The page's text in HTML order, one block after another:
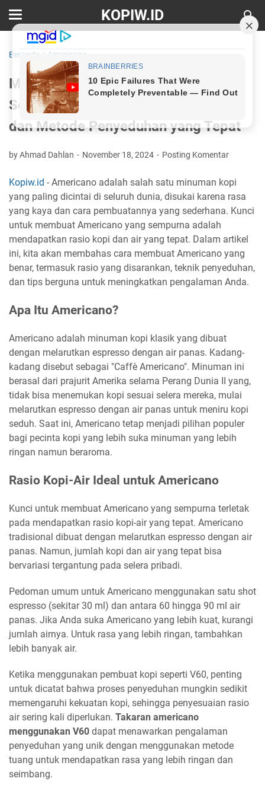
KOPIW.ID
Beranda / Americano
Menyiapkan Americano yang
Sempurna: Panduan Rasio Kopi-Air
dan Metode Penyeduhan yang Tepat
by Ahmad Dahlan November 18, 2024 Posting Komentar
Kopiw.id - Americano adalah salah satu minuman kopi
yang paling dicintai di seluruh dunia, disukai karena rasa
yang kaya dan cara pembuatannya yang sederhana. Kunci
untuk membuat Americano yang sempurna adalah
mendapatkan rasio kopi dan air yang tepat. Dalam artikel
ini, kita akan membahas cara membuat Americano yang
benar, termasuk rasio yang disarankan, teknik penyeduhan,
dan tips berguna untuk meningkatkan pengalaman Anda.
Apa Itu Americano?
Americano adalah minuman kopi klasik yang dibuat
dengan melarutkan espresso dengan air panas. Kadang-
kadang disebut sebagai "Caffè Americano". Minuman ini
berasal dari prajurit Amerika selama Perang Dunia II yang,
tidak bisa menemukan kopi sesuai selera mereka, mulai
melarutkan espresso dengan air panas untuk meniru kopi
seduh. Saat ini, Americano tetap menjadi pilihan populer
bagi pecinta kopi yang lebih suka minuman yang lebih
ringan namun beraroma.
Rasio Kopi-Air Ideal untuk Americano
Kunci untuk membuat Americano yang sempurna terletak
pada mendapatkan rasio kopi-air yang tepat. Americano
tradisional dibuat dengan melarutkan espresso dengan air
panas. Namun, jumlah kopi dan air yang tepat bisa
bervariasi tergantung pada selera pribadi.
Pedoman umum untuk Americano menggunakan satu shot
espresso (sekitar 30 ml) dan antara 60 hingga 90 ml air
panas. Jika Anda suka Americano yang lebih kuat, kurangi
jumlah airnya. Untuk rasa yang lebih ringan, tambahkan
lebih banyak air.
Ketika menggunakan pembuat kopi seperti V60, penting
untuk dicatat bahwa proses penyeduhan mungkin sedikit
memengaruhi kekuatan kopi, sehingga penyesuaian rasio
air sering kali diperlukan. Takaran americano
menggunakan V60 dapat menawarkan pengalaman
penyeduhan yang unik dengan menggunakan metode
tuang untuk mendapatkan rasa yang lebih ringan dan
seimbang.